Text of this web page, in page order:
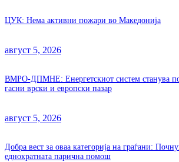
ЦУК: Нема активни пожари во Македонија
август 5, 2026
ВМРО-ДПМНЕ: Енергетскиот систем станува
гасни врски и европски пазар
август 5, 2026
Добра вест за оваа категорија на граѓани:
еднократната парична помош